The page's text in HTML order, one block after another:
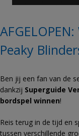
Peaky
Ben jij een fan van de
dankzij Superguide
bordspel winnen!
Reis terug in de tijd en
tussen verschillende